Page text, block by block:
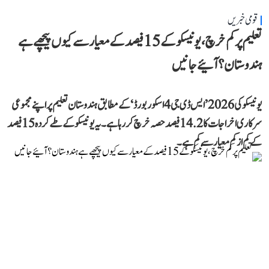
قومی خبریں
تعلیم پر کم خرچ، یونیسکو کے 15 فیصد کے معیار سے کیوں پیچھے ہے
ہندوستان؟ آئیے جانیں
یونیسکو کی 2026 ’ایس ڈی جی 4 اسکور بورڈ‘ کے مطابق ہندوستان تعلیم پر اپنے مجموعی
سرکاری اخراجات کا 14.2 فیصد حصہ خرچ کر رہا ہے۔ یہ یونیسکو کے طے کردہ 15 فیصد
کے کم از کم معیار سے کم ہے۔